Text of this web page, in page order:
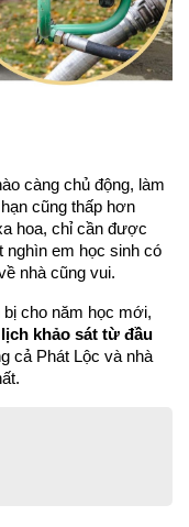
càng chủ động, làm
cũng thấp hơn
hoa, chỉ cần được
nghìn em học sinh có
nhà cũng vui.
cho năm học mới,
khảo sát từ đầu
cả Phát Lộc và nhà